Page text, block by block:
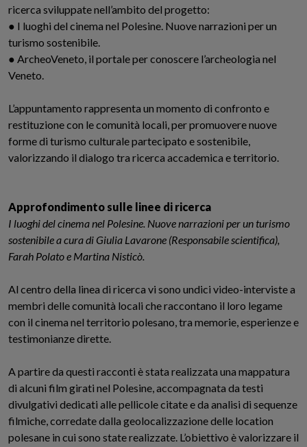
ricerca sviluppate nell’ambito del progetto:
● I luoghi del cinema nel Polesine. Nuove narrazioni per un
turismo sostenibile.
● ArcheoVeneto, il portale per conoscere l’archeologia nel
Veneto.
L’appuntamento rappresenta un momento di confronto e
restituzione con le comunità locali, per promuovere nuove
forme di turismo culturale partecipato e sostenibile,
valorizzando il dialogo tra ricerca accademica e territorio.
Approfondimento sulle linee di ricerca
I luoghi del cinema nel Polesine. Nuove narrazioni per un turismo
sostenibile a cura di Giulia Lavarone (Responsabile scientifica),
Farah Polato e Martina Nisticò.
Al centro della linea di ricerca vi sono undici video-interviste a
membri delle comunità locali che raccontano il loro legame
con il cinema nel territorio polesano, tra memorie, esperienze e
testimonianze dirette.
A partire da questi racconti è stata realizzata una mappatura
di alcuni film girati nel Polesine, accompagnata da testi
divulgativi dedicati alle pellicole citate e da analisi di sequenze
filmiche, corredate dalla geolocalizzazione delle location
polesane in cui sono state realizzate. L’obiettivo è valorizzare il